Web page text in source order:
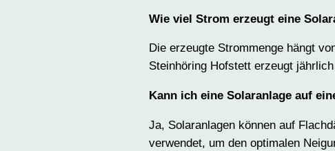
Wie viel Strom erzeugt eine
Die erzeugte Strommenge hängt
Steinhöring Hofstett erzeugt
Kann ich eine Solaranlage auf
Ja, Solaranlagen können auf
verwendet, um den optimalen